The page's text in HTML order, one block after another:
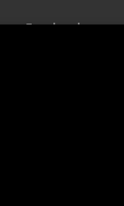
Facebook